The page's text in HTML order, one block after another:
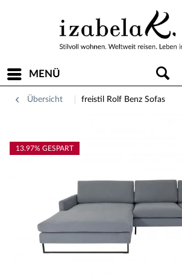
MENÜ
Übersicht freistil Rolf Benz Sofas
13.97% GESPART